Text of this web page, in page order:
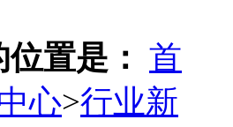
置是： 首
心>行业新